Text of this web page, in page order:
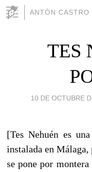
ANTÓN CASTRO
TES
10 DE OCTUBRE
[Tes Nehuén es
instalada en
se pone por